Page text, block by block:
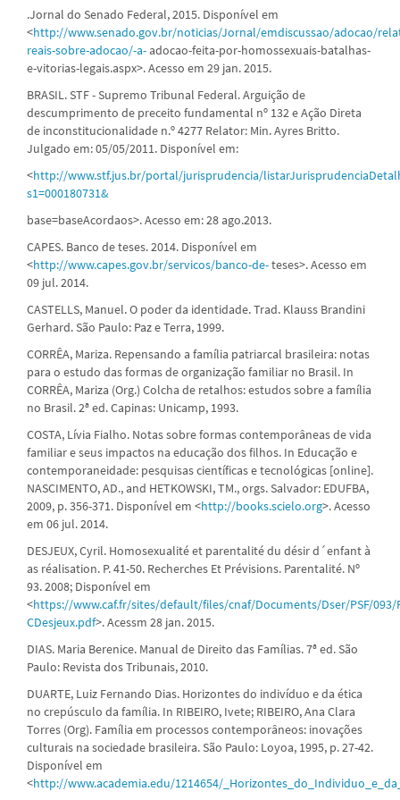
.Jornal do Senado Federal, 2015. Disponível em
<http://www.senado.gov.br/noticias/Jornal/emdiscussao/adocao/
reais-sobre-adocao/-a-adocao-feita-por-homossexuais-batalhas-
e-vitorias-legais.aspx>. Acesso em 29 jan. 2015.
BRASIL. STF - Supremo Tribunal Federal. Arguição de
descumprimento de preceito fundamental nº 132 e Ação Direta
de inconstitucionalidade n.º 4277 Relator: Min. Ayres Britto.
Julgado em: 05/05/2011. Disponível em:
<http://www.stf.jus.br/portal/jurisprudencia/
s1=000180731&
base=baseAcordaos>. Acesso em: 28 ago.2013.
CAPES. Banco de teses. 2014. Disponível em
<http://www.capes.gov.br/servicos/banco-de-teses>. Acesso em
09 jul. 2014.
CASTELLS, Manuel. O poder da identidade. Trad. Klauss Brandini
Gerhard. São Paulo: Paz e Terra, 1999.
CORRÊA, Mariza. Repensando a família patriarcal brasileira: notas
para o estudo das formas de organização familiar no Brasil. In
CORRÊA, Mariza (Org.) Colcha de retalhos: estudos sobre a família
no Brasil. 2ª ed. Capinas: Unicamp, 1993.
COSTA, Lívia Fialho. Notas sobre formas contemporâneas de vida
familiar e seus impactos na educação dos filhos. In Educação e
contemporaneidade: pesquisas científicas e tecnológicas [online].
NASCIMENTO, AD., and HETKOWSKI, TM., orgs. Salvador: EDUFBA,
2009, p. 356-371. Disponível em <http://books.scielo.org>. Acesso
em 06 jul. 2014.
DESJEUX, Cyril. Homosexualité et parentalité du désir d´enfant à
as réalisation. P. 41-50. Recherches Et Prévisions. Parentalité. Nº
93. 2008; Disponível em
<https://www.caf.fr/sites/default/files/cnaf/Documents/Dser/PSF/093/
CDesjeux.pdf>. Acessm 28 jan. 2015.
DIAS. Maria Berenice. Manual de Direito das Famílias. 7ª ed. São
Paulo: Revista dos Tribunais, 2010.
DUARTE, Luiz Fernando Dias. Horizontes do indivíduo e da ética
no crepúsculo da família. In RIBEIRO, Ivete; RIBEIRO, Ana Clara
Torres (Org). Família em processos contemporâneos: inovações
culturais na sociedade brasileira. São Paulo: Loyoa, 1995, p. 27-42.
Disponível em
<http://www.academia.edu/1214654/